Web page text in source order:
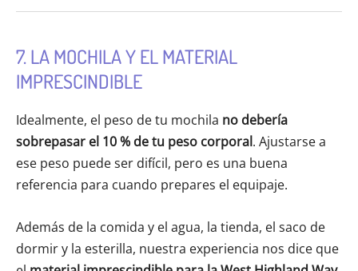
7. LA MOCHILA Y EL MATERIAL
IMPRESCINDIBLE
Idealmente, el peso de tu mochila no debería
sobrepasar el 10 % de tu peso corporal. Ajustarse a
ese peso puede ser difícil, pero es una buena
referencia para cuando prepares el equipaje.
Además de la comida y el agua, la tienda, el saco de
dormir y la esterilla, nuestra experiencia nos dice que